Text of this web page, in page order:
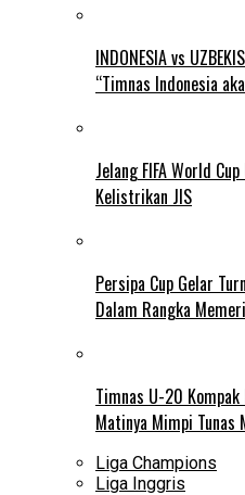
INDONESIA vs
“Timnas Indonesia
Jelang FIFA World
Kelistrikan JIS
Persipa Cup Gelar
Dalam Rangka
Timnas U-20
Matinya Mimpi Tunas
Liga Champions
Liga Inggris